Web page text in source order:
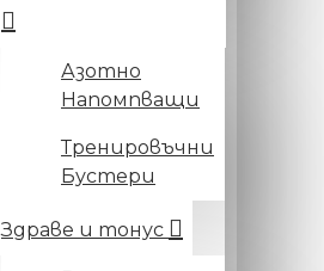
Азотно
Напомпващи
Тренировъчни
Бустери
Здраве и тонус